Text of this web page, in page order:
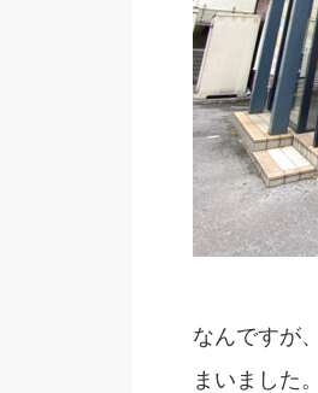
なんですが
まいました